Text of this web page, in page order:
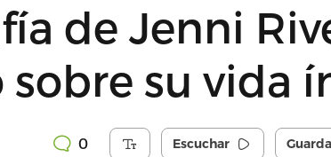
de Jenni
sobre su vida
0 Escuchar